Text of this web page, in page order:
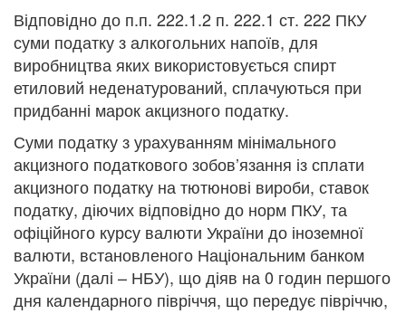
Відповідно до п.п. 222.1.2 п. 222.1 ст. 222 ПКУ
суми податку з алкогольних напоїв, для
виробництва яких використовується спирт
етиловий неденатурований, сплачуються при
придбанні марок акцизного податку.
Суми податку з урахуванням мінімального
акцизного податкового зобов’язання із сплати
акцизного податку на тютюнові вироби, ставок
податку, діючих відповідно до норм ПКУ, та
офіційного курсу валюти України до іноземної
валюти, встановленого Національним банком
України (далі – НБУ), що діяв на 0 годин першого
дня календарного півріччя, що передує півріччю,